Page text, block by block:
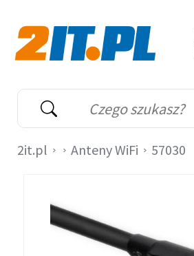
Wyszukiwarka
Słowo kluczowe
2it.pl Anteny WiFi 57030